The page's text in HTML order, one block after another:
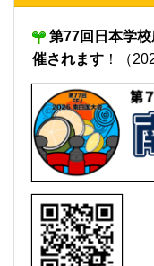
第77回日本学
催されます ！（